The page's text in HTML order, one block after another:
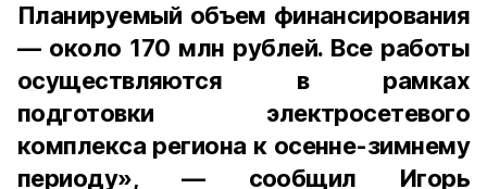
Планируемый объем финансирования
— около 170 млн рублей. Все работы
осуществляются в рамках
подготовки электросетевого
комплекса региона к осенне-зимнему
периоду», — сообщил Игорь